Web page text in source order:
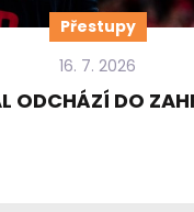
Přestupy
16. 7. 2026
ODCHÁZÍ DO